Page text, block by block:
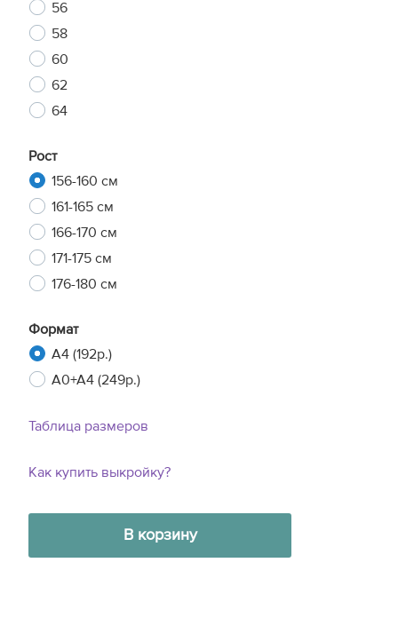
56
58
60
62
64
Рост
156-160 см
161-165 см
166-170 см
171-175 см
176-180 см
Формат
A4 (192р.)
A0+A4 (249р.)
Таблица размеров
Как купить выкройку?
В корзину